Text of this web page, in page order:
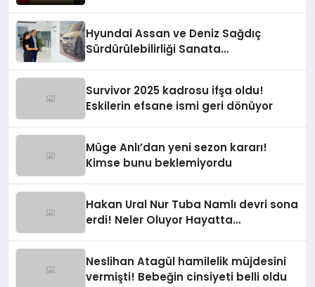
Hyundai Assan ve Deniz Sağdıç
Sürdürülebilirliği Sanata
Survivor 2025 kadrosu ifşa oldu!
Eskilerin efsane ismi geri dönüyor
Müge Anlı’dan yeni sezon kararı!
Kimse bunu beklemiyordu
Hakan Ural Nur Tuba Namlı devri sona
erdi! Neler Oluyor Hayatta
Neslihan Atagül hamilelik müjdesini
vermişti! Bebeğin cinsiyeti belli oldu